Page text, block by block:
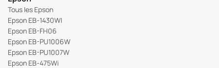
Tous les Epson
Epson EB-1430WI
Epson EB-FH06
Epson EB-PU1006W
Epson EB-PU1007W
Epson EB-475Wi